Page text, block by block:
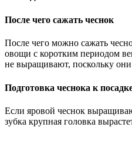
После чего сажать чеснок
После чего можно сажать
овощи с коротким периодом
не выращивают, поскольку
Подготовка чеснока к
Если яровой чеснок
зубка крупная головка